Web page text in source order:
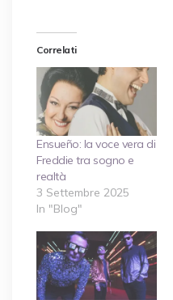
Correlati
Ensueño: la voce vera di
Freddie tra sogno e
realtà
3 Settembre 2025
In "Blog"